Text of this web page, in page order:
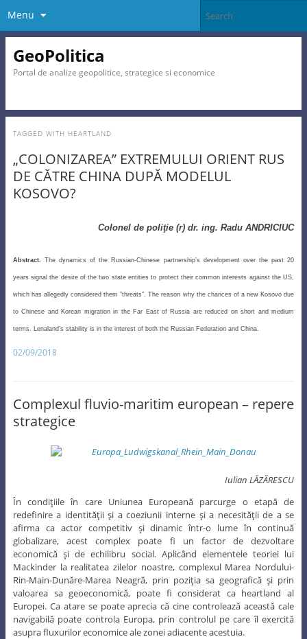
Menu
GeoPolitica
Portal de analize geopolitice, strategice si economice
TAGGED WITH HEARTLAND
„COLONIZAREA” EXTREMULUI ORIENT RUS
DE CĂTRE CHINA DUPĂ MODELUL
KOSOVO?
Colonel de poliţie (r) dr. ing. Radu ANDRICIUC
Abstract. The dynamics of the Russian-Chinese partnership’s development over the past 20
years signal the desire of the two state entities to protect their common interests against the US,
which has allegedly considered them ”threats”. The reason why the chances of a new Kosovo due
to Chinese and Korean migration in the Far East of Russia are reduced on short and medium
terms. Lenaland’s stability is in the interest of both the Russian Federation and China.
02/09/2018
Complexul fluvio-maritim european – repere
strategice
Iulian LĂZĂRESCU
În condiţiile în care Uniunea Europeană parcurge o etapă de
redefinire a identităţii şi a coeziunii interne şi a necesităţii de a se
afirma ca actor competitiv şi dinamic într-o lume în continuă
globalizare, acest complex poate fi un factor de dezvoltare
economică şi de echilibru social. Aplicând elementele teoriei lui
Mackinder la realitatea zilelor noastre, complexul Marea Nordului-
Rin-Main-Dunăre-Marea Neagră, prin poziţia sa geografică şi prin
valoarea sa geoeconomică, poate fi considerat ca heartland al
Europei. Ca atare se poate aprecia că cine controlează această cale
navigabilă poate controla Europa, prin controlul pe care îl exercită
asupra fluxurilor economice ale zonei adiacente acestuia.